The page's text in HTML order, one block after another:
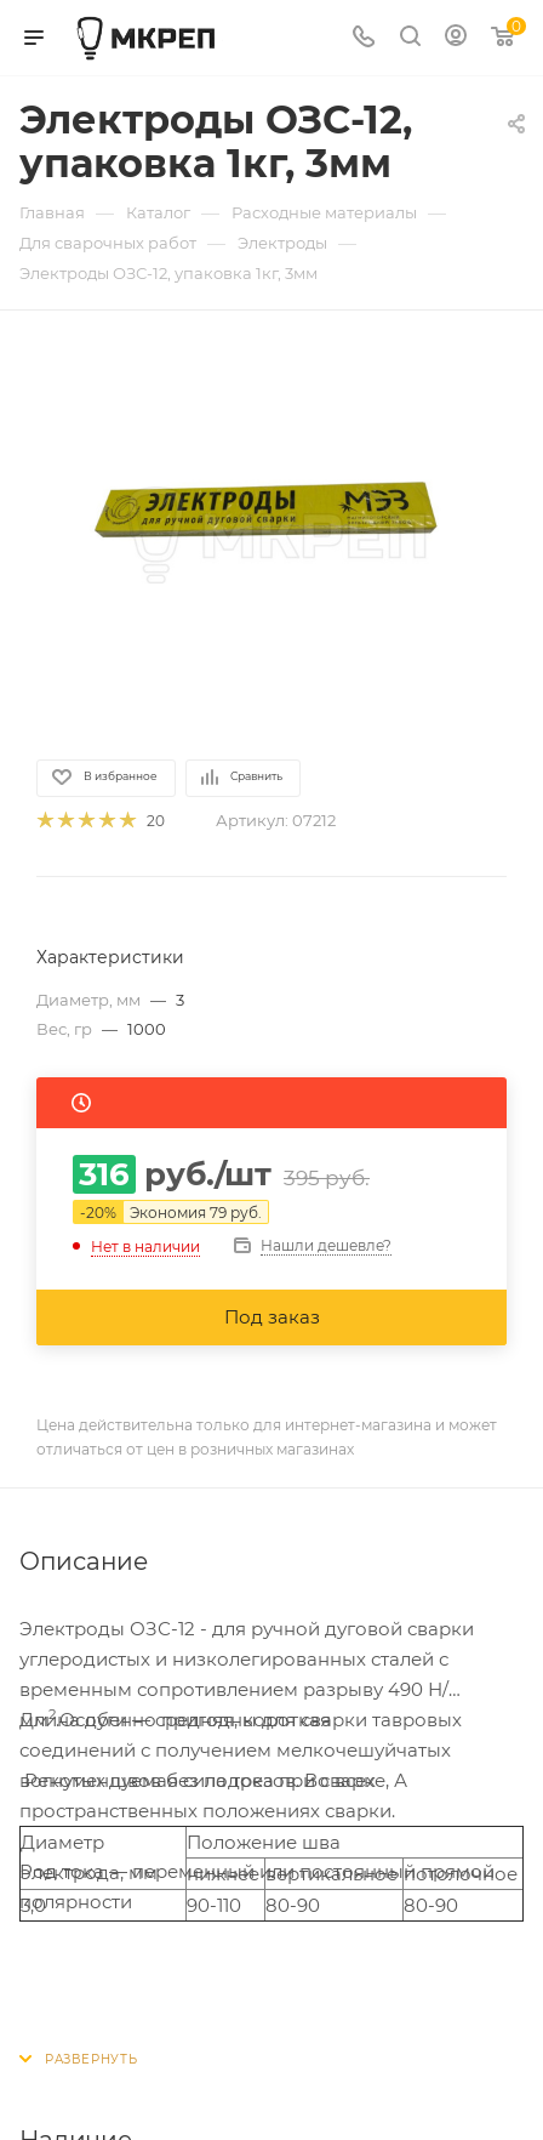
0
Электроды ОЗС-12,
упаковка 1кг, 3мм
Главная — Каталог — Расходные материалы —
Для сварочных работ — Электроды —
Электроды ОЗС-12, упаковка 1кг, 3мм
В избранное Сравнить
20 Артикул: 07212
Характеристики
Диаметр, мм — 3
Вес, гр — 1000
316 руб./шт 395руб.
-20% Экономия 79 руб.
Нет в наличии
Нашли дешевле?
Под заказ
Цена действительна только для интернет-магазина и может
отличаться от цен в розничных магазинах
Описание
Электроды ОЗС-12 - для ручной дуговой сварки
углеродистых и низколегированных сталей с
временным сопротивлением разрыву 490 Н/
мм2.Особенно пригодны для сварки тавровых
соединений с получением мелкочешуйчатых
вогнутых швов без подрезов. Во всех
пространственных положениях сварки.
Род тока — переменный или постоянный прямой
полярности
Длина дуги — средняя, короткая
Рекомендуемая сила тока при сварке, А
Диаметр
электрода, мм
Положение шва
нижнеевертикальноепотолочное
3,0
90-110 80-90 80-90